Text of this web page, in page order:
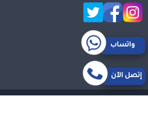
إتصل الآن
واتساب